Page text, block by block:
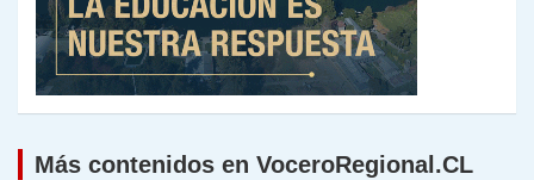
Más contenidos en VoceroRegional.CL